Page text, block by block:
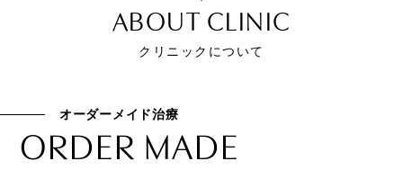
ABOUT CLINIC
クリニックについて
オーダーメイド治療
ORDER MADE